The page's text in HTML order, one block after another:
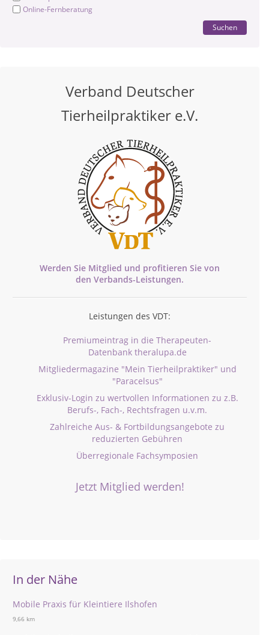
Online-Fernberatung
Suchen
Verband Deutscher
Tierheilpraktiker e.V.
Werden Sie Mitglied und profitieren Sie von
den Verbands-Leistungen.
Leistungen des VDT:
Premiumeintrag in die Therapeuten-
Datenbank theralupa.de
Mitgliedermagazine "Mein Tierheilpraktiker" und
"Paracelsus"
Exklusiv-Login zu wertvollen Informationen zu z.B.
Berufs-, Fach-, Rechtsfragen u.v.m.
Zahlreiche Aus- & Fortbildungsangebote zu
reduzierten Gebühren
Überregionale Fachsymposien
Jetzt Mitglied werden!
In der Nähe
Mobile Praxis für Kleintiere Ilshofen
9,66 km